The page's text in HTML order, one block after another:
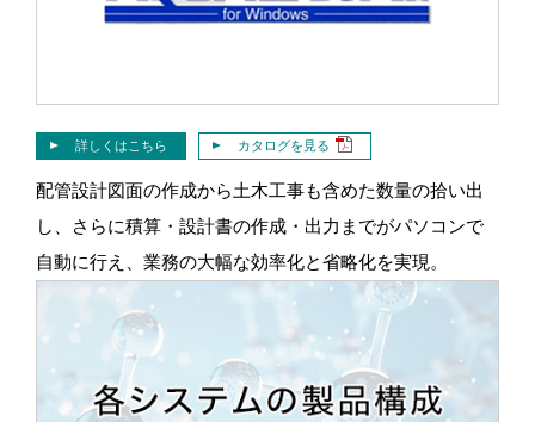
詳しくはこちら カタログを見る
配管設計図面の作成から土木工事も含めた数量の拾い出
し、さらに積算・設計書の作成・出力までがパソコンで
自動に行え、業務の大幅な効率化と省略化を実現。